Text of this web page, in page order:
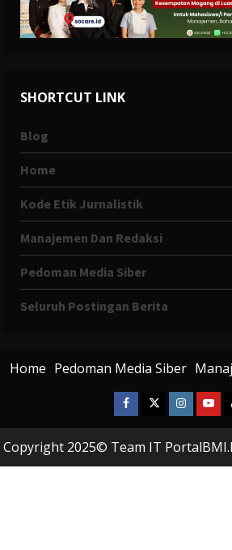
SHORTCUT LINK
Blog
Home
Kode Etik Jurnalistik
Manajemen Dan Redaksi
Pedoman Media Siber
Seluruh Postingan Berita
Home Pedoman Media Siber
Facebook
X
Copyright 2025© Team IT